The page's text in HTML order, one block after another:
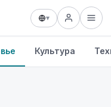
▾
Культура